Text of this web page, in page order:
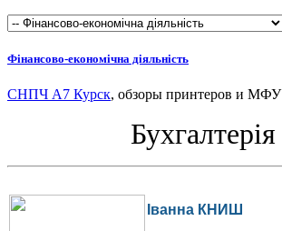
Фінансово-економічна діяльність
СНПЧ А7 Курск, обзоры принтеров и МФУ
Бухгалтерія
Іванна КНИШ